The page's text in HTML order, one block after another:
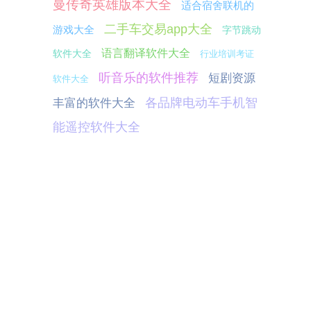
曼传奇英雄版本大全 适合宿舍联机的
游戏大全 二手车交易app大全 字节跳动
软件大全 语言翻译软件大全 行业培训考证
软件大全 听音乐的软件推荐
短剧资源
丰富的软件大全
各品牌电动车手机智
能遥控软件大全